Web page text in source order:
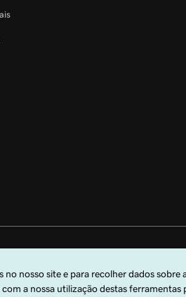
marca comercial registada da GoDaddy
nos EUA.